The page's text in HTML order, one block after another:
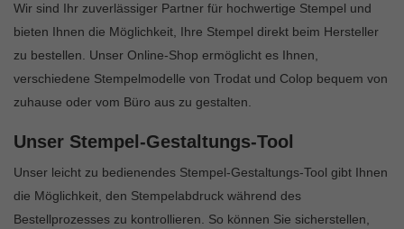
Wir sind Ihr zuverlässiger Partner für hochwertige Stempel und
bieten Ihnen die Möglichkeit, Ihre Stempel direkt beim Hersteller
zu bestellen. Unser Online-Shop ermöglicht es Ihnen,
verschiedene Stempelmodelle von Trodat und Colop bequem von
zuhause oder vom Büro aus zu gestalten.
Unser Stempel-Gestaltungs-Tool
Unser leicht zu bedienendes Stempel-Gestaltungs-Tool gibt Ihnen
die Möglichkeit, den Stempelabdruck während des
Bestellprozesses zu kontrollieren. So können Sie sicherstellen,